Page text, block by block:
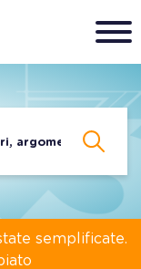
semplificate.